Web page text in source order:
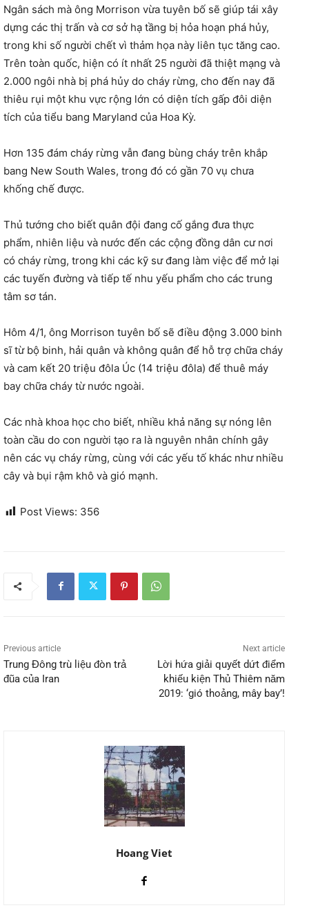
Ngân sách mà ông Morrison vừa tuyên bố sẽ giúp tái xây
dựng các thị trấn và cơ sở hạ tầng bị hỏa hoạn phá hủy,
trong khi số người chết vì thảm họa này liên tục tăng cao.
Trên toàn quốc, hiện có ít nhất 25 người đã thiệt mạng và
2.000 ngôi nhà bị phá hủy do cháy rừng, cho đến nay đã
thiêu rụi một khu vực rộng lớn có diện tích gấp đôi diện
tích của tiểu bang Maryland của Hoa Kỳ.
Hơn 135 đám cháy rừng vẫn đang bùng cháy trên khắp
bang New South Wales, trong đó có gần 70 vụ chưa
khống chế được.
Thủ tướng cho biết quân đội đang cố gắng đưa thực
phẩm, nhiên liệu và nước đến các cộng đồng dân cư nơi
có cháy rừng, trong khi các kỹ sư đang làm việc để mở lại
các tuyến đường và tiếp tế nhu yếu phẩm cho các trung
tâm sơ tán.
Hôm 4/1, ông Morrison tuyên bố sẽ điều động 3.000 binh
sĩ từ bộ binh, hải quân và không quân để hỗ trợ chữa cháy
và cam kết 20 triệu đôla Úc (14 triệu đôla) để thuê máy
bay chữa cháy từ nước ngoài.
Các nhà khoa học cho biết, nhiều khả năng sự nóng lên
toàn cầu do con người tạo ra là nguyên nhân chính gây
nên các vụ cháy rừng, cùng với các yếu tố khác như nhiều
cây và bụi rậm khô và gió mạnh.
Post Views: 356
Previous article
Trung Đông trù liệu đòn trả
đũa của Iran
Next article
Lời hứa giải quyết dứt điểm
khiếu kiện Thủ Thiêm năm
2019: ‘gió thoảng, mây bay’!
Hoang Viet